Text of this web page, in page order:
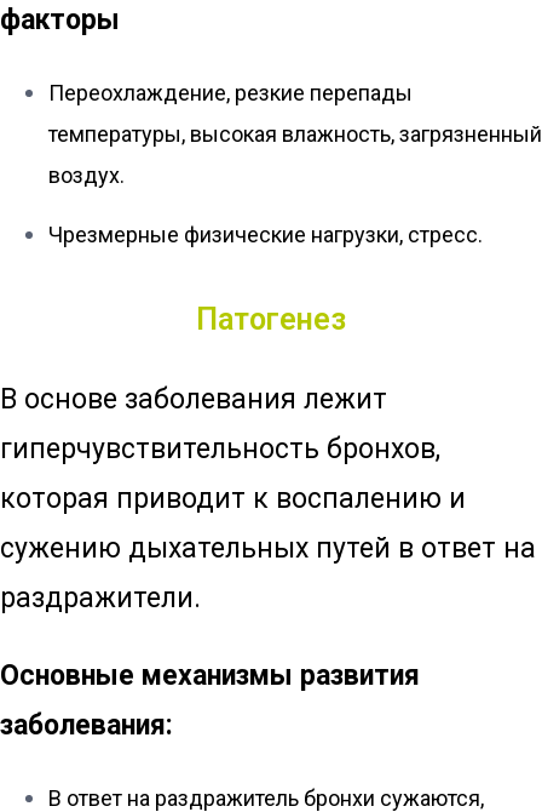
факторы
Переохлаждение, резкие перепады
температуры, высокая влажность, загрязненный
воздух.
Чрезмерные физические нагрузки, стресс.
Патогенез
В основе заболевания лежит
гиперчувствительность бронхов,
которая приводит к воспалению и
сужению дыхательных путей в ответ на
раздражители.
Основные механизмы развития
заболевания:
В ответ на раздражитель бронхи сужаются,